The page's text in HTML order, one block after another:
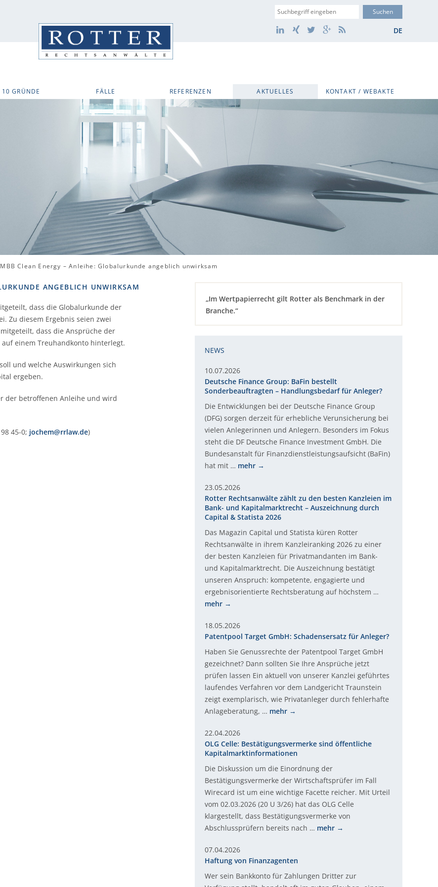
Suche
DE
LinkedIn
Xing TwitterGoogle+
RSS
10 GRÜNDE FÄLLE REFERENZEN AKTUELLES KONTAKT / WEBAKTE
Clean Energy – Anleihe: Globalurkunde angeblich unwirksam
ANGEBLICH UNWIRKSAM
dass die Globalurkunde der
Zu diesem Ergebnis seien zwei
dass die Ansprüche der
einem Treuhandkonto hinterlegt.
und welche Auswirkungen sich
ergeben.
der betroffenen Anleihe und wird
45-0; jochem@rrlaw.de)
„Im Wertpapierrecht gilt Rotter als Benchmark in der
Branche.“
NEWS
10.07.2026
Deutsche Finance Group: BaFin bestellt
Sonderbeauftragten – Handlungsbedarf für Anleger?
Die Entwicklungen bei der Deutsche Finance Group
(DFG) sorgen derzeit für erhebliche Verunsicherung bei
vielen Anlegerinnen und Anlegern. Besonders im Fokus
steht die DF Deutsche Finance Investment GmbH. Die
Bundesanstalt für Finanzdienstleistungsaufsicht (BaFin)
hat mit … mehr
23.05.2026
Rotter Rechtsanwälte zählt zu den besten Kanzleien im
Bank- und Kapitalmarktrecht – Auszeichnung durch
Capital & Statista 2026
Das Magazin Capital und Statista küren Rotter
Rechtsanwälte in ihrem Kanzleiranking 2026 zu einer
der besten Kanzleien für Privatmandanten im Bank-
und Kapitalmarktrecht. Die Auszeichnung bestätigt
unseren Anspruch: kompetente, engagierte und
ergebnisorientierte Rechtsberatung auf höchstem …
mehr
18.05.2026
Patentpool Target GmbH: Schadensersatz für Anleger?
Haben Sie Genussrechte der Patentpool Target GmbH
gezeichnet? Dann sollten Sie Ihre Ansprüche jetzt
prüfen lassen Ein aktuell von unserer Kanzlei geführtes
laufendes Verfahren vor dem Landgericht Traunstein
zeigt exemplarisch, wie Privatanleger durch fehlerhafte
Anlageberatung, … mehr
22.04.2026
OLG Celle: Bestätigungsvermerke sind öffentliche
Kapitalmarktinformationen
Die Diskussion um die Einordnung der
Bestätigungsvermerke der Wirtschaftsprüfer im Fall
Wirecard ist um eine wichtige Facette reicher. Mit Urteil
vom 02.03.2026 (20 U 3/26) hat das OLG Celle
klargestellt, dass Bestätigungsvermerke von
Abschlussprüfern bereits nach … mehr
07.04.2026
Haftung von Finanzagenten
Wer sein Bankkonto für Zahlungen Dritter zur